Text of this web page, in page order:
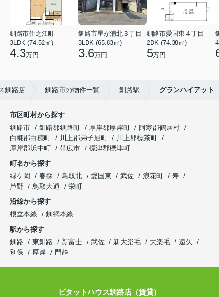
釧路市住之江町
3LDK (74.52㎡)
4.3万円
釧路市星が浦北３丁目
3LDK (65.83㎡)
3.6万円
釧路市愛国東４丁目
2DK (74.38㎡)
5万円
釧路店 釧路市の物件一覧 釧路駅 グランハイアット
市区町村から探す
釧路市
釧路郡釧路町 厚岸郡厚岸町
阿寒郡鶴居村
白糠郡白糠町
川上郡弟子屈町
川上郡標茶町
厚岸郡浜中町
帯広市
標津郡標津町
町名から探す
緑ケ岡
春採 鳥取北 愛国東 武佐 浪花町
寿
芦野
鳥取大通
栄町
沿線から探す
根室本線
釧網本線
駅から探す
釧路
東釧路 新富士 武佐 新大楽毛 大楽毛
遠矢
別保
厚岸 門静
ピタットハウス釧路店（賃貸）